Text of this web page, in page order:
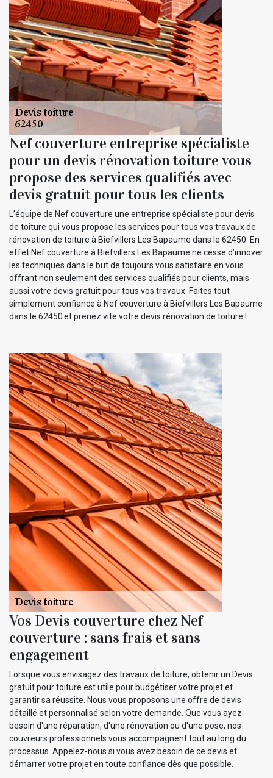
Nef couverture entreprise spécialiste
pour un devis rénovation toiture vous
propose des services qualifiés avec
devis gratuit pour tous les clients
L’équipe de Nef couverture une entreprise spécialiste pour devis
de toiture qui vous propose les services pour tous vos travaux de
rénovation de toiture à Biefvillers Les Bapaume dans le 62450. En
effet Nef couverture à Biefvillers Les Bapaume ne cesse d’innover
les techniques dans le but de toujours vous satisfaire en vous
offrant non seulement des services qualifiés pour clients, mais
aussi votre devis gratuit pour tous vos travaux. Faites tout
simplement confiance à Nef couverture à Biefvillers Les Bapaume
dans le 62450 et prenez vite votre devis rénovation de toiture !
Vos Devis couverture chez Nef
couverture : sans frais et sans
engagement
Lorsque vous envisagez des travaux de toiture, obtenir un Devis
gratuit pour toiture est utile pour budgétiser votre projet et
garantir sa réussite. Nous vous proposons une offre de devis
détaillé et personnalisé selon votre demande. Que vous ayez
besoin d'une réparation, d'une rénovation ou d'une pose, nos
couvreurs professionnels vous accompagnent tout au long du
processus. Appelez-nous si vous avez besoin de ce devis et
démarrer votre projet en toute confiance dès que possible.